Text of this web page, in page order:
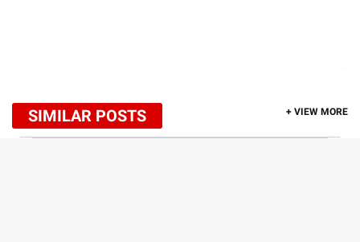
SIMILAR POSTS + VIEW MORE